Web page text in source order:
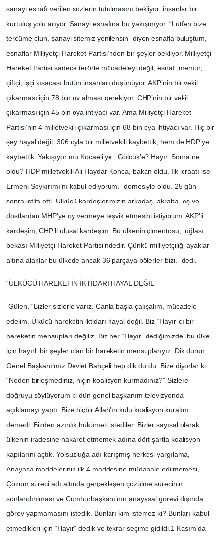
sanayi esnafı verilen sözlerin tutulmasını bekliyor, insanlar bir
kurtuluş yolu arıyor. Sanayi esnafına bu yakışmıyor. “Lütfen bize
tercüme olun, sanayi sitemiz yenilensin” diyen esnafla buluştum,
esnaflar Milliyetçi Hareket Partisi’nden bir şeyler bekliyor. Milliyetçi
Hareket Partisi sadece terörle mücadeleyi değil, esnaf ,memur,
çiftçi, işçi kısacası bütün insanları düşünüyor. AKP’nin bir vekil
çıkarması için 78 bin oy alması gerekiyor. CHP’nin bir vekil
çıkarması için 45 bin oya ihtiyacı var. Ama Milliyetçi Hareket
Partisi’nin 4 milletvekili çıkarması için 68 bin oya ihtiyacı var. Hiç bir
şey hayal değil. 306 oyla bir milletvekili kaybettik, hem de HDP’ye
kaybettik. Yakışıyor mu Kocaeli’ye , Gölcük’e? Hayır. Sonra ne
oldu? HDP milletvekili Ali Haydar Konca, bakan oldu. İlk icraatı ise
Ermeni Soykırımı’nı kabul ediyorum.” demesiyle oldu. 25 gün
sonra istifa etti. Ülkücü kardeşlerimizin arkadaş, akraba, eş ve
dostlardan MHP’ye oy vermeye teşvik etmesini istiyorum. AKP’li
kardeşim, CHP’li ulusal kardeşim. Bu ülkenin çimentosu, tuğlası,
bekası Milliyetçi Hareket Partisi’ndedir. Çünkü milliyetçiliği ayaklar
altına alanlar bu ülkede ancak 36 parçaya bölerler bizi.” dedi.
“ÜLKÜCÜ HAREKETİN İKTİDARI HAYAL DEĞİL”
Gülen, “Bizler sizlerle varız. Canla başla çalışalım, mücadele
edelim. Ülkücü hareketin iktidarı hayal değil. Biz “Hayır”cı bir
hareketin mensupları değiliz. Biz her “Hayır” dediğimizde, bu ülke
için hayırlı bir şeyler olan bir hareketin mensuplarıyız. Dik durun,
Genel Başkanı’mız Devlet Bahçeli hep dik durdu. Bize diyorlar ki
“Neden birleşmediniz, niçin koalisyon kurmadınız?” Sizlere
doğruyu söylüyorum ki dün genel başkanım televizyonda
açıklamayı yaptı. Bize hiçbir Allah’ın kulu koalisyon kuralım
demedi. Bizden azınlık hükümeti istediler. Bizler sayısal olarak
ülkenin iradesine hakaret etmemek adına dört şartla koalisyon
kapılarını açtık. Yolsuzluğa adı karışmış herkesi yargılama,
Anayasa maddelerinin ilk 4 maddesine müdahale edilmemesi,
Çözüm süreci adı altında gerçekleşen çözülme sürecinin
sonlandırılması ve Cumhurbaşkanı’nın anayasal görevi dışında
görev yapmamasını istedik. Bunları kim istemez ki? Bunları kabul
etmedikleri için “Hayır” dedik ve tekrar seçime gidildi.1 Kasım’da